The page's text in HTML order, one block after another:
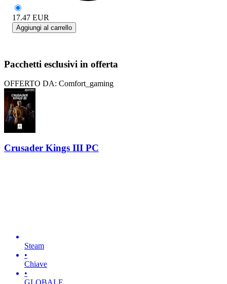
17.47 EUR
Aggiungi al carrello
Pacchetti esclusivi in offerta
OFFERTO DA: Comfort_gaming
Crusader Kings III PC
Steam
•
Chiave
•
GLOBALE